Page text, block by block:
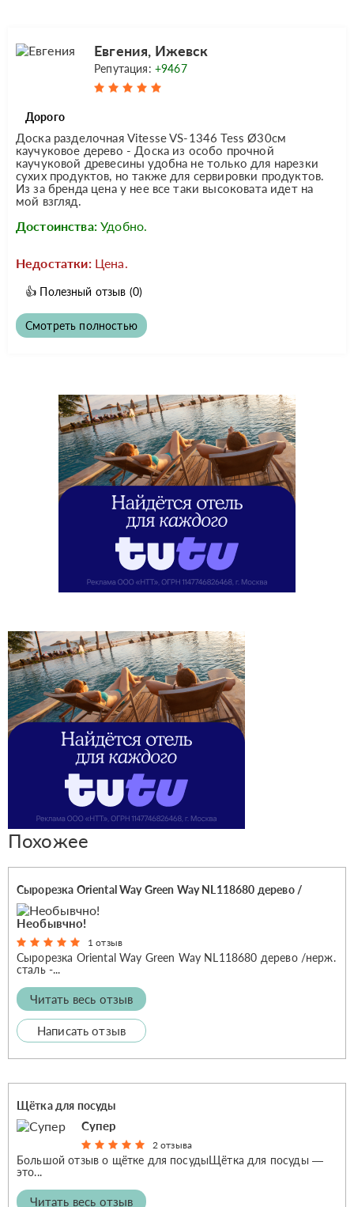
Евгения, Ижевск
Репутация: +9467
Дорого
Доска разделочная Vitesse VS-1346 Tess Ø30см
каучуковое дерево - Доска из особо прочной
каучуковой древесины удобна не только для нарезки
сухих продуктов, но также для сервировки продуктов.
Из за бренда цена у нее все таки высоковата идет на
мой взгляд.
Достоинства: Удобно.
Недостатки: Цена.
👍 Полезный отзыв (0)
Смотреть полностью
Похожее
Сырорезка Oriental Way Green Way NL118680 дерево /
Необывчно!
1 отзыв
Сырорезка Oriental Way Green Way NL118680 дерево /нерж.
сталь -...
Читать весь отзыв
Написать отзыв
Щётка для посуды
Супер
2 отзыва
Большой отзыв о щётке для посудыЩётка для посуды —
это...
Читать весь отзыв